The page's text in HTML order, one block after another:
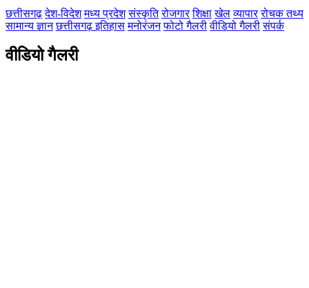
सारंगढ़-बिलाईगढ़
मनेन्द्रगढ़ – चिरिमिरी – भरतपुर
सक्ति
छत्तीसगढ़ देश-विदेश मध्य प्रदेश संस्कृति रोजगार शिक्षा खेल व्यापार रोचक तथ्य
सामान्य ज्ञान छत्तीसगढ़ इतिहास मनोरंजन फोटो गैलरी वीडियो गैलरी संपर्क
वीडियो गैलरी